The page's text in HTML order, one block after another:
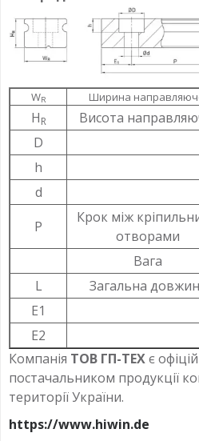
WR Ширина
HR Висота
D
h
d
P
Крок між
отворами
Вага
L
Загальна
Е1
Е2
Компанія ТОВ ГП-ТЕХє
постачальником продукції
території України.
https://www.hiwin.de